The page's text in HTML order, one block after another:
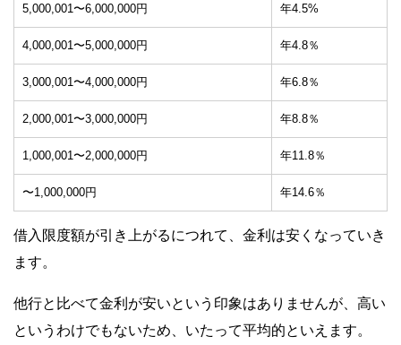
5,000,001〜6,000,000円 年4.5%
4,000,001〜5,000,000円 年4.8％
3,000,001〜4,000,000円 年6.8％
2,000,001〜3,000,000円 年8.8％
1,000,001〜2,000,000円 年11.8％
〜1,000,000円 年14.6％
借入限度額が引き上がるにつれて、金利は安くなっていき
ます。
他行と比べて金利が安いという印象はありませんが、高い
というわけでもないため、いたって平均的といえます。